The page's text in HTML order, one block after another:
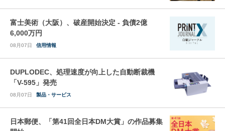
富士美術（大阪）、破産開始決定 - 負債2億
6,000万円
08月07日 信用情報
DUPLODEC、処理速度が向上した自動断裁機
「V-595」発売
08月07日 製品・サービス
日本郵便、「第41回全日本DM大賞」の作品募集